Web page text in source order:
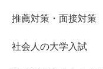
推薦対策・面接対策
社会人の大学入試